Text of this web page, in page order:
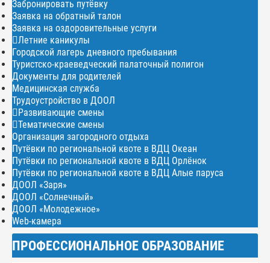
Забронировать путёвку
Заявка на обратный талон
Заявка на оздоровительные услуги
Летние каникулы
Городской лагерь дневного пребывания
Туристско-краеведческий палаточный полигон
Документы для родителей
Медицинская служба
Трудоустройство в ДООЛ
Развивающие смены
Тематические смены
Организация загородного отдыха
Путёвки по региональной квоте в ВДЦ Океан
Путёвки по региональной квоте в ВДЦ Орлёнок
Путёвки по региональной квоте в ВДЦ Алые паруса
ДООЛ «Заря»
ДООЛ «Солнечный»
ДООЛ «Молодежное»
Web-камера
ПРОФЕССИОНАЛЬНОЕ ОБРАЗОВАНИЕ